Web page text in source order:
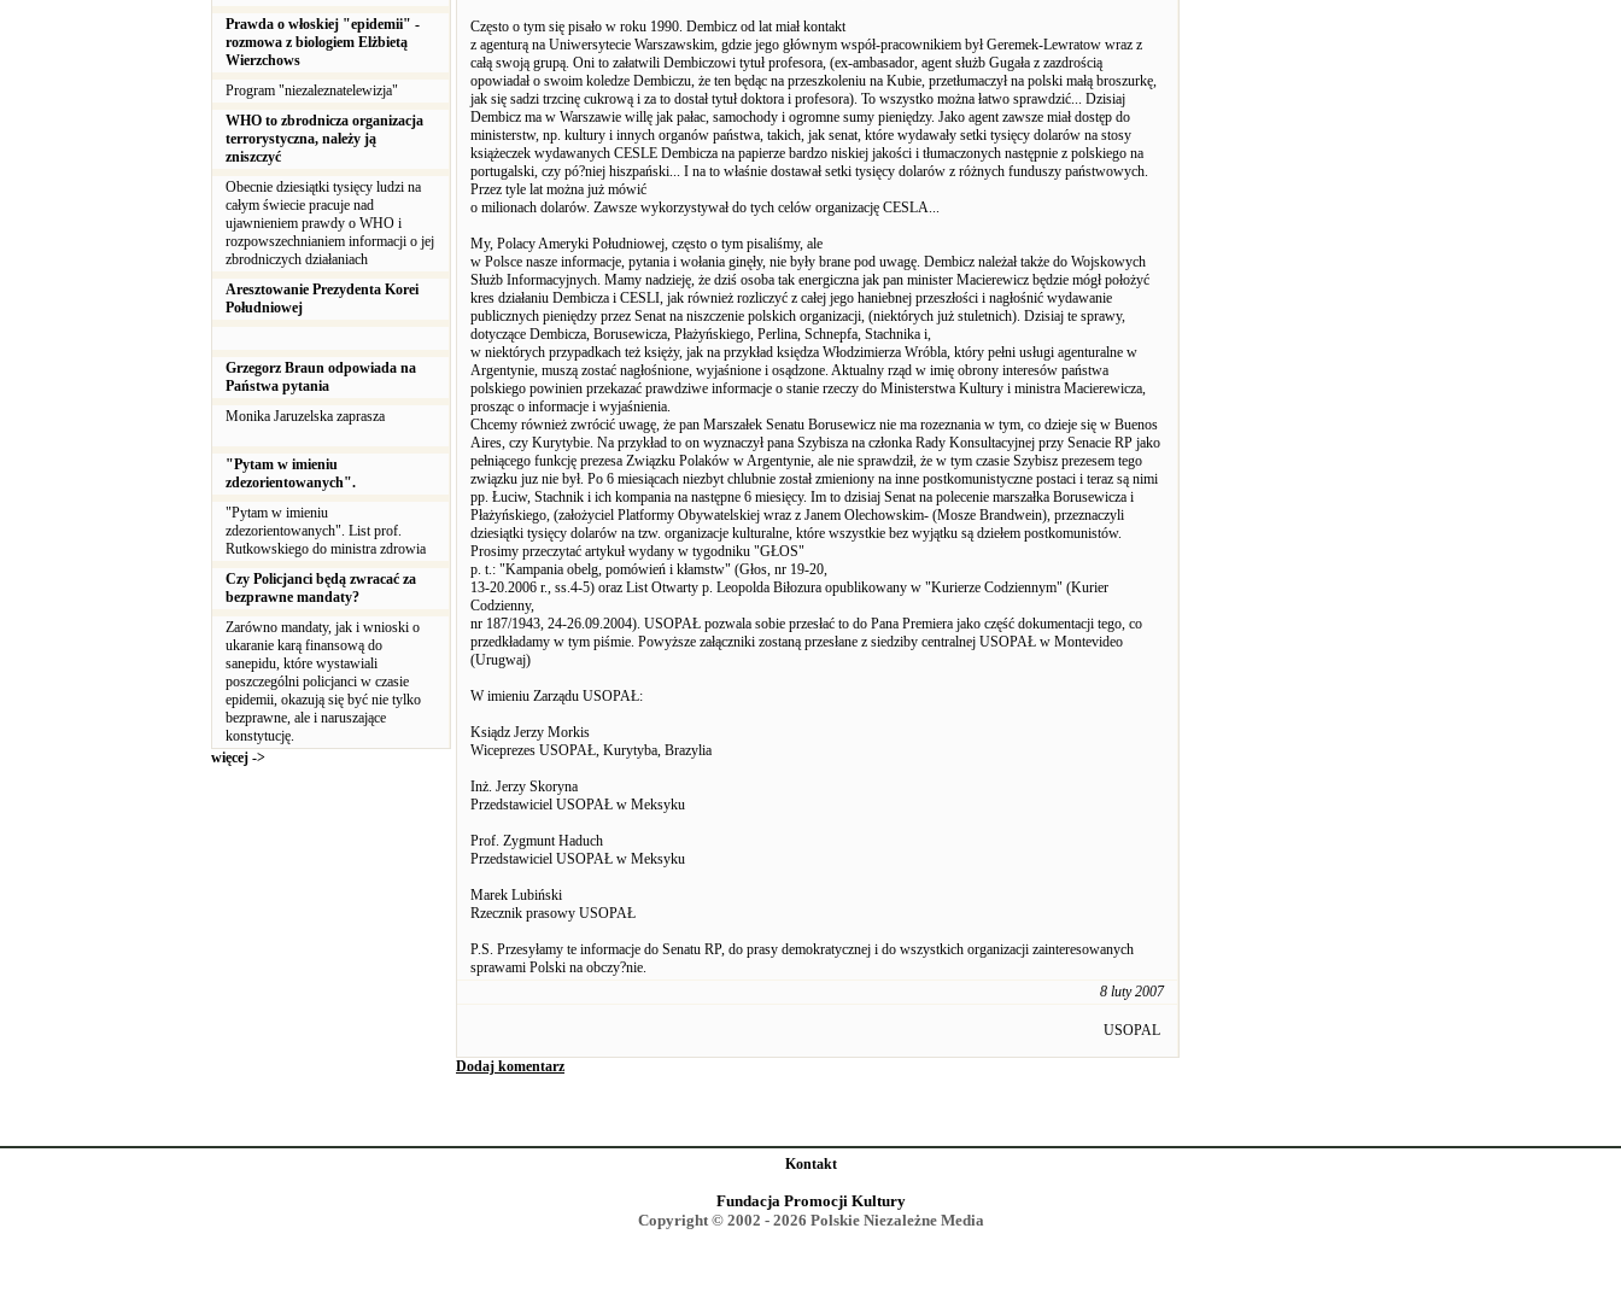
Prawda o włoskiej "epidemii" -
rozmowa z biologiem Elżbietą
Wierzchows
Program "niezaleznatelewizja"
WHO to zbrodnicza organizacja
terrorystyczna, należy ją
zniszczyć
Obecnie dziesiątki tysięcy ludzi na
całym świecie pracuje nad
ujawnieniem prawdy o WHO i
rozpowszechnianiem informacji o jej
zbrodniczych działaniach
Aresztowanie Prezydenta Korei
Południowej
Grzegorz Braun odpowiada na
Państwa pytania
Monika Jaruzelska zaprasza
"Pytam w imieniu
zdezorientowanych".
"Pytam w imieniu
zdezorientowanych". List prof.
Rutkowskiego do ministra zdrowia
Czy Policjanci będą zwracać za
bezprawne mandaty?
Zarówno mandaty, jak i wnioski o
ukaranie karą finansową do
sanepidu, które wystawiali
poszczególni policjanci w czasie
epidemii, okazują się być nie tylko
bezprawne, ale i naruszające
konstytucję.
więcej ->
Często o tym się pisało w roku 1990. Dembicz od lat miał kontakt
z agenturą na Uniwersytecie Warszawskim, gdzie jego głównym współ-pracownikiem był Geremek-Lewratow wraz z
całą swoją grupą. Oni to załatwili Dembiczowi tytuł profesora, (ex-ambasador, agent służb Gugała z zazdrością
opowiadał o swoim koledze Dembiczu, że ten będąc na przeszkoleniu na Kubie, przetłumaczył na polski małą broszurkę,
jak się sadzi trzcinę cukrową i za to dostał tytuł doktora i profesora). To wszystko można łatwo sprawdzić... Dzisiaj
Dembicz ma w Warszawie willę jak pałac, samochody i ogromne sumy pieniędzy. Jako agent zawsze miał dostęp do
ministerstw, np. kultury i innych organów państwa, takich, jak senat, które wydawały setki tysięcy dolarów na stosy
książeczek wydawanych CESLE Dembicza na papierze bardzo niskiej jakości i tłumaczonych następnie z polskiego na
portugalski, czy pó?niej hiszpański... I na to właśnie dostawał setki tysięcy dolarów z różnych funduszy państwowych.
Przez tyle lat można już mówić
o milionach dolarów. Zawsze wykorzystywał do tych celów organizację CESLA...
My, Polacy Ameryki Południowej, często o tym pisaliśmy, ale
w Polsce nasze informacje, pytania i wołania ginęły, nie były brane pod uwagę. Dembicz należał także do Wojskowych
Służb Informacyjnych. Mamy nadzieję, że dziś osoba tak energiczna jak pan minister Macierewicz będzie mógł położyć
kres działaniu Dembicza i CESLI, jak również rozliczyć z całej jego haniebnej przeszłości i nagłośnić wydawanie
publicznych pieniędzy przez Senat na niszczenie polskich organizacji, (niektórych już stuletnich). Dzisiaj te sprawy,
dotyczące Dembicza, Borusewicza, Płażyńskiego, Perlina, Schnepfa, Stachnika i,
w niektórych przypadkach też księży, jak na przykład księdza Włodzimierza Wróbla, który pełni usługi agenturalne w
Argentynie, muszą zostać nagłośnione, wyjaśnione i osądzone. Aktualny rząd w imię obrony interesów państwa
polskiego powinien przekazać prawdziwe informacje o stanie rzeczy do Ministerstwa Kultury i ministra Macierewicza,
prosząc o informacje i wyjaśnienia.
Chcemy również zwrócić uwagę, że pan Marszałek Senatu Borusewicz nie ma rozeznania w tym, co dzieje się w Buenos
Aires, czy Kurytybie. Na przykład to on wyznaczył pana Szybisza na członka Rady Konsultacyjnej przy Senacie RP jako
pełniącego funkcję prezesa Związku Polaków w Argentynie, ale nie sprawdził, że w tym czasie Szybisz prezesem tego
związku juz nie był. Po 6 miesiącach niezbyt chlubnie został zmieniony na inne postkomunistyczne postaci i teraz są nimi
pp. Łuciw, Stachnik i ich kompania na następne 6 miesięcy. Im to dzisiaj Senat na polecenie marszałka Borusewicza i
Płażyńskiego, (założyciel Platformy Obywatelskiej wraz z Janem Olechowskim- (Mosze Brandwein), przeznaczyli
dziesiątki tysięcy dolarów na tzw. organizacje kulturalne, które wszystkie bez wyjątku są dziełem postkomunistów.
Prosimy przeczytać artykuł wydany w tygodniku "GŁOS"
p. t.: "Kampania obelg, pomówień i kłamstw" (Głos, nr 19-20,
13-20.2006 r., ss.4-5) oraz List Otwarty p. Leopolda Biłozura opublikowany w "Kurierze Codziennym" (Kurier
Codzienny,
nr 187/1943, 24-26.09.2004). USOPAŁ pozwala sobie przesłać to do Pana Premiera jako część dokumentacji tego, co
przedkładamy w tym piśmie. Powyższe załączniki zostaną przesłane z siedziby centralnej USOPAŁ w Montevideo
(Urugwaj)
W imieniu Zarządu USOPAŁ:
Ksiądz Jerzy Morkis
Wiceprezes USOPAŁ, Kurytyba, Brazylia
Inż. Jerzy Skoryna
Przedstawiciel USOPAŁ w Meksyku
Prof. Zygmunt Haduch
Przedstawiciel USOPAŁ w Meksyku
Marek Lubiński
Rzecznik prasowy USOPAŁ
P.S. Przesyłamy te informacje do Senatu RP, do prasy demokratycznej i do wszystkich organizacji zainteresowanych
sprawami Polski na obczy?nie.
8 luty 2007
USOPAL
Dodaj komentarz
Kontakt
Fundacja Promocji Kultury
Copyright © 2002 - 2026 Polskie Niezależne Media